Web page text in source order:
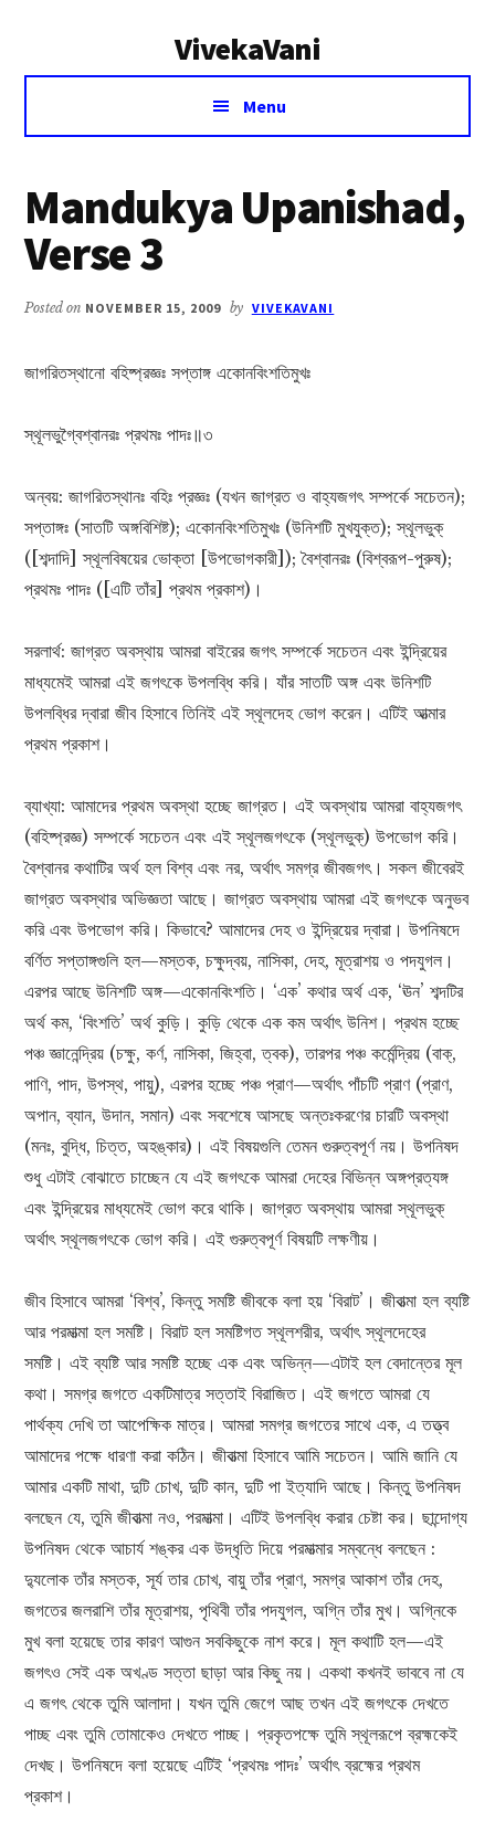
VivekaVani
Voice
Vivekananda
Menu
Mandukya Upanishad,
Verse 3
Posted on NOVEMBER 15, 2009 by VIVEKAVANI
জাগরিতস্থানো বহিষ্প্রজ্ঞঃ সপ্তাঙ্গ একোনবিংশতিমুখঃ
স্থূলভুগ্বৈশ্বানরঃ প্রথমঃ পাদঃ॥৩
অন্বয়: জাগরিতস্থানঃ বহিঃ প্রজ্ঞঃ (যখন জাগ্রত ও বাহ্যজগৎ সম্পর্কে সচেতন);
সপ্তাঙ্গঃ (সাতটি অঙ্গবিশিষ্ট); একোনবিংশতিমুখঃ (উনিশটি মুখযুক্ত); স্থূলভুক্‌
([শব্দাদি] স্থূলবিষয়ের ভোক্তা [উপভোগকারী]); বৈশ্বানরঃ (বিশ্বরূপ-পুরুষ);
প্রথমঃ পাদঃ ([এটি তাঁর] প্রথম প্রকাশ)।
সরলার্থ: জাগ্রত অবস্থায় আমরা বাইরের জগৎ সম্পর্কে সচেতন এবং ইন্দ্রিয়ের
মাধ্যমেই আমরা এই জগৎকে উপলব্ধি করি। যাঁর সাতটি অঙ্গ এবং উনিশটি
উপলব্ধির দ্বারা জীব হিসাবে তিনিই এই স্থূলদেহ ভোগ করেন। এটিই আত্মার
প্রথম প্রকাশ।
ব্যাখ্যা: আমাদের প্রথম অবস্থা হচ্ছে জাগ্রত। এই অবস্থায় আমরা বাহ্যজগৎ
(বহিষ্প্রজ্ঞ) সম্পর্কে সচেতন এবং এই স্থূলজগৎকে (স্থূলভুক্‌) উপভোগ করি।
বৈশ্বানর কথাটির অর্থ হল বিশ্ব এবং নর, অর্থাৎ সমগ্র জীবজগৎ। সকল জীবেরই
জাগ্রত অবস্থার অভিজ্ঞতা আছে। জাগ্রত অবস্থায় আমরা এই জগৎকে অনুভব
করি এবং উপভোগ করি। কিভাবে? আমাদের দেহ ও ইন্দ্রিয়ের দ্বারা। উপনিষদে
বর্ণিত সপ্তাঙ্গগুলি হল—মস্তক, চক্ষুদ্বয়, নাসিকা, দেহ, মূত্রাশয় ও পদযুগল।
এরপর আছে উনিশটি অঙ্গ—একোনবিংশতি। ‘এক’ কথার অর্থ এক, ‘ঊন’ শব্দটির
অর্থ কম, ‘বিংশতি’ অর্থ কুড়ি। কুড়ি থেকে এক কম অর্থাৎ উনিশ। প্রথম হচ্ছে
পঞ্চ জ্ঞানেন্দ্রিয় (চক্ষু, কর্ণ, নাসিকা, জিহ্বা, ত্বক), তারপর পঞ্চ কর্মেন্দ্রিয় (বাক্‌,
পাণি, পাদ, উপস্থ, পায়ু), এরপর হচ্ছে পঞ্চ প্রাণ—অর্থাৎ পাঁচটি প্রাণ (প্রাণ,
অপান, ব্যান, উদান, সমান) এবং সবশেষে আসছে অন্তঃকরণের চারটি অবস্থা
(মনঃ, বুদ্ধি, চিত্ত, অহঙ্কার)। এই বিষয়গুলি তেমন গুরুত্বপূর্ণ নয়। উপনিষদ
শুধু এটাই বোঝাতে চাচ্ছেন যে এই জগৎকে আমরা দেহের বিভিন্ন অঙ্গপ্রত্যঙ্গ
এবং ইন্দ্রিয়ের মাধ্যমেই ভোগ করে থাকি। জাগ্রত অবস্থায় আমরা স্থূলভুক্‌
অর্থাৎ স্থূলজগৎকে ভোগ করি। এই গুরুত্বপূর্ণ বিষয়টি লক্ষণীয়।
জীব হিসাবে আমরা ‘বিশ্ব’, কিন্তু সমষ্টি জীবকে বলা হয় ‘বিরাট’। জীবাত্মা হল ব্যষ্টি
আর পরমাত্মা হল সমষ্টি। বিরাট হল সমষ্টিগত স্থূলশরীর, অর্থাৎ স্থূলদেহের
সমষ্টি। এই ব্যষ্টি আর সমষ্টি হচ্ছে এক এবং অভিন্ন—এটাই হল বেদান্তের মূল
কথা। সমগ্র জগতে একটিমাত্র সত্তাই বিরাজিত। এই জগতে আমরা যে
পার্থক্য দেখি তা আপেক্ষিক মাত্র। আমরা সমগ্র জগতের সাথে এক, এ তত্ত্ব
আমাদের পক্ষে ধারণা করা কঠিন। জীবাত্মা হিসাবে আমি সচেতন। আমি জানি যে
আমার একটি মাথা, দুটি চোখ, দুটি কান, দুটি পা ইত্যাদি আছে। কিন্তু উপনিষদ
বলছেন যে, তুমি জীবাত্মা নও, পরমাত্মা। এটিই উপলব্ধি করার চেষ্টা কর। ছান্দোগ্য
উপনিষদ থেকে আচার্য শঙ্কর এক উদ্ধৃতি দিয়ে পরমাত্মার সম্বন্ধে বলছেন :
দ্যুলোক তাঁর মস্তক, সূর্য তার চোখ, বায়ু তাঁর প্রাণ, সমগ্র আকাশ তাঁর দেহ,
জগতের জলরাশি তাঁর মূত্রাশয়, পৃথিবী তাঁর পদযুগল, অগ্নি তাঁর মুখ। অগ্নিকে
মুখ বলা হয়েছে তার কারণ আগুন সবকিছুকে নাশ করে। মূল কথাটি হল—এই
জগৎও সেই এক অখণ্ড সত্তা ছাড়া আর কিছু নয়। একথা কখনই ভাববে না যে
এ জগৎ থেকে তুমি আলাদা। যখন তুমি জেগে আছ তখন এই জগৎকে দেখতে
পাচ্ছ এবং তুমি তোমাকেও দেখতে পাচ্ছ। প্রকৃতপক্ষে তুমি স্থূলরূপে ব্রহ্মকেই
দেখছ। উপনিষদে বলা হয়েছে এটিই ‘প্রথমঃ পাদঃ’ অর্থাৎ ব্রহ্মের প্রথম
প্রকাশ।